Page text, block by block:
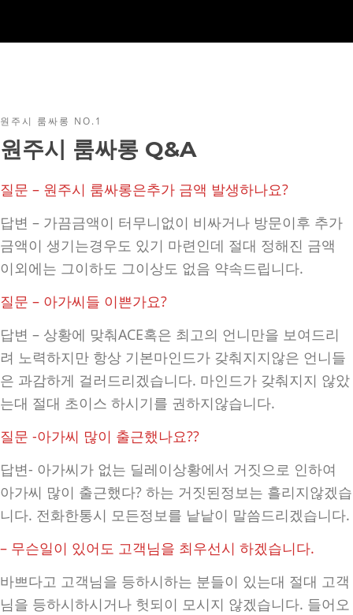
원주시 룸싸롱 NO.1
원주시 룸싸롱 Q&A
질문 – 원주시 룸싸롱은추가 금액 발생하나요?
답변 – 가끔금액이 터무니없이 비싸거나 방문이후 추가
금액이 생기는경우도 있기 마련인데 절대 정해진 금액
이외에는 그이하도 그이상도 없음 약속드립니다.
질문 – 아가씨들 이쁜가요?
답변 – 상황에 맞춰ACE혹은 최고의 언니만을 보여드리
려 노력하지만 항상 기본마인드가 갖춰지지않은 언니들
은 과감하게 걸러드리겠습니다. 마인드가 갖춰지지 않았
는대 절대 초이스 하시기를 권하지않습니다.
질문 -아가씨 많이 출근했나요??
답변- 아가씨가 없는 딜레이상황에서 거짓으로 인하여
아가씨 많이 출근했다? 하는 거짓된정보는 흘리지않겠습
니다. 전화한통시 모든정보를 낱낱이 말씀드리겠습니다.
– 무슨일이 있어도 고객님을 최우선시 하겠습니다.
바쁘다고 고객님을 등하시하는 분들이 있는대 절대 고객
님을 등하시하시거나 헛되이 모시지 않겠습니다. 들어오